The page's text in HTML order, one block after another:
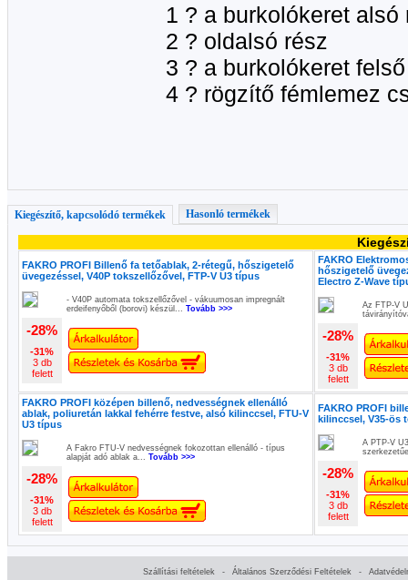
1 ? a burkolókeret alsó
2 ? oldalsó rész
3 ? a burkolókeret
4 ? rögzítő fémlemez
Kiegészítő, kapcsolódó termékek Hasonló termékek
FAKRO PROFI Billenő fa tetőablak, 2-rétegű, hőszigetelő
üvegezéssel, V40P tokszellőzővel, FTP-V U3 típus
- V40P automata tokszellőzővel - vákuumosan impregnált
erdeifenyőből (borovi) készül... Tovább >>>
-28%
-31%
3 db
felett
FAKRO
hőszigetelő
Electro Z-Wave
Az FTP-V
-28%
-31%
3 db
felett
FAKRO PROFI középen billenő, nedvességnek ellenálló
ablak, poliuretán lakkal fehérre festve, alsó kilinccsel, FTU-V
U3 típus
A Fakro FTU-V nedvességnek fokozottan ellenálló - típus
alapját adó ablak a... Tovább >>>
-28%
-31%
3 db
felett
FAKRO PROFI
kilinccsel, V35-ös
A PTP-V
-28%
-31%
3 db
felett
Szállítási feltételek - Általános Szerződési Feltételek -